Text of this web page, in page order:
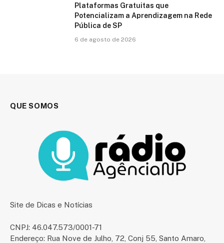
Plataformas Gratuitas que
Potencializam a Aprendizagem na Rede
Pública de SP
6 de agosto de 2026
QUE SOMOS
Site de Dicas e Notícias
CNPJ: 46.047.573/0001-71
Endereço: Rua Nove de Julho, 72, Conj 55, Santo Amaro,